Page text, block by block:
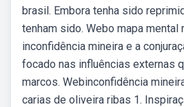
brasil. Embora tenha sido
tenham sido. Webo mapa mental
inconfidência mineira e a
focado nas influências externas
marcos. Webinconfidência
carias de oliveira ribas 1.